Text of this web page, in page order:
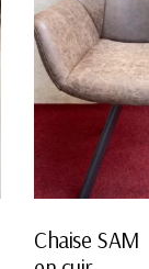
Chaise SAM